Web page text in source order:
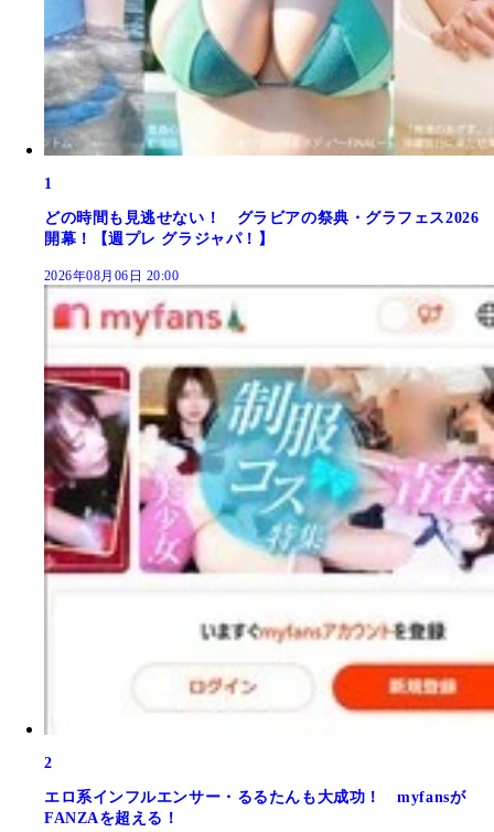
1
どの時間も見逃せない！ グラビアの祭典・グラフェス2026
開幕！【週プレ グラジャパ！】
2026年08月06日 20:00
2
エロ系インフルエンサー・るるたんも大成功！ myfansが
FANZAを超える！